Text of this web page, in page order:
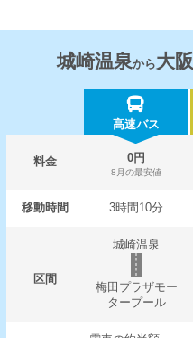
城崎温泉から大阪
高速バス
料金 0円
8月の最安値
移動時間 3時間10分
区間
城崎温泉
梅田プラザモー
タープール